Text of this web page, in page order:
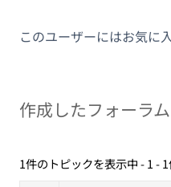
このユーザーにはお気に
作成したフォーラ
1件のトピックを表示中 - 1 -